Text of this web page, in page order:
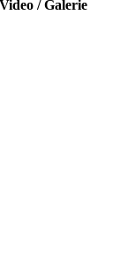
Video / Galerie